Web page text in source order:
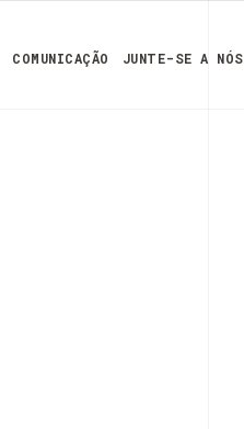
COMUNICAÇÃO JUNTE-SE A NÓS